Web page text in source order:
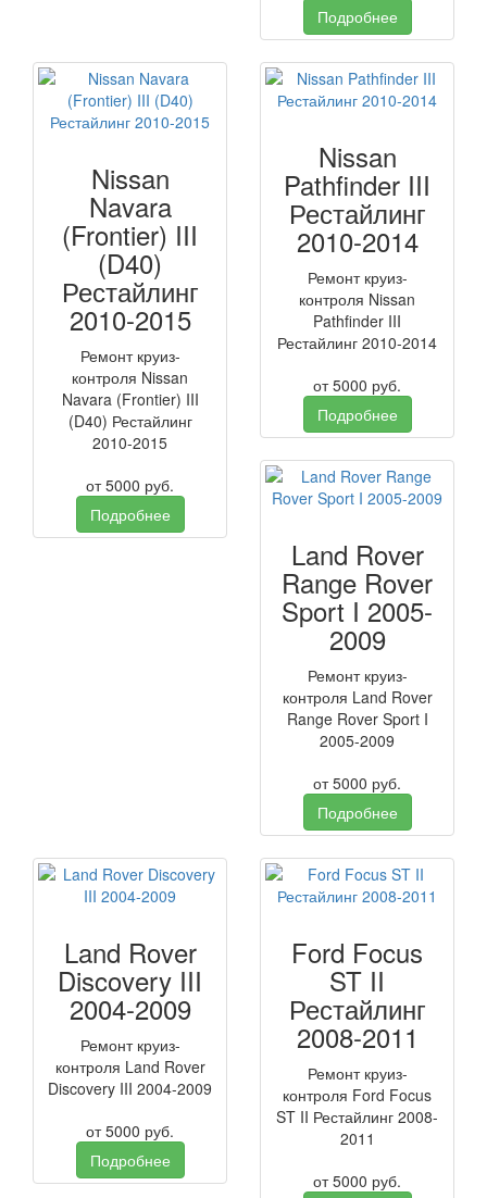
Подробнее
Nissan
Navara
(Frontier) III
(D40)
Рестайлинг
2010-2015
Ремонт круиз-
контроля Nissan
Navara (Frontier) III
(D40) Рестайлинг
2010-2015
от5000 руб.
Подробнее
Nissan
Pathfinder III
Рестайлинг
2010-2014
Ремонт круиз-
контроля Nissan
Pathfinder III
Рестайлинг 2010-2014
от5000 руб.
Подробнее
Land Rover
Range Rover
Sport I 2005-
2009
Ремонт круиз-
контроля Land Rover
Range Rover Sport I
2005-2009
от5000 руб.
Подробнее
Land Rover
Discovery III
2004-2009
Ремонт круиз-
контроля Land Rover
Discovery III 2004-2009
от5000 руб.
Подробнее
Ford Focus
ST II
Рестайлинг
2008-2011
Ремонт круиз-
контроля Ford Focus
ST II Рестайлинг 2008-
2011
от5000 руб.